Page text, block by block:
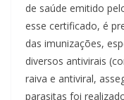
de saúde emitido
esse certificado, é
das imunizações,
diversos antivirais
raiva e antiviral,
parasitas foi